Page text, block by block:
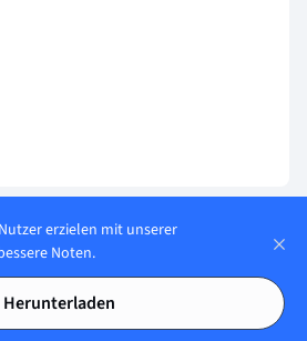
zu Elektrizitätslehre
erzielen mit unserer
Noten.
Herunterladen